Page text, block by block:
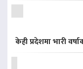
केही प्रदेशमा भारी